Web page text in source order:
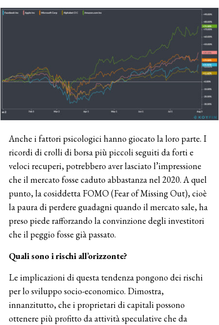
Anche i fattori psicologici hanno giocato la loro parte. I
ricordi di crolli di borsa più piccoli seguiti da forti e
veloci recuperi, potrebbero aver lasciato l’impressione
che il mercato fosse caduto abbastanza nel 2020. A quel
punto, la cosiddetta FOMO (Fear of Missing Out), cioè
la paura di perdere guadagni quando il mercato sale, ha
preso piede rafforzando la convinzione degli investitori
che il peggio fosse già passato.
Quali sono i rischi all’orizzonte?
Le implicazioni di questa tendenza pongono dei rischi
per lo sviluppo socio-economico. Dimostra,
innanzitutto, che i proprietari di capitali possono
ottenere più profitto da attività speculative che da